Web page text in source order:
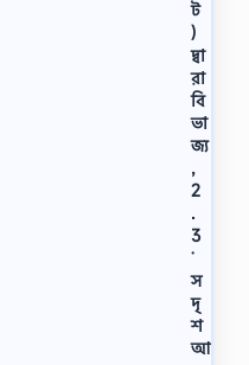
ট
)
দ্বা
রা
বি
ভা
জ্য
,
2
.
3
˙
স
দৃ
শ
আ